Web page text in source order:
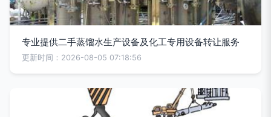
专业提供二手蒸馏水生产设备及化工专用设备转让服务
更新时间：2026-08-05 07:18:56